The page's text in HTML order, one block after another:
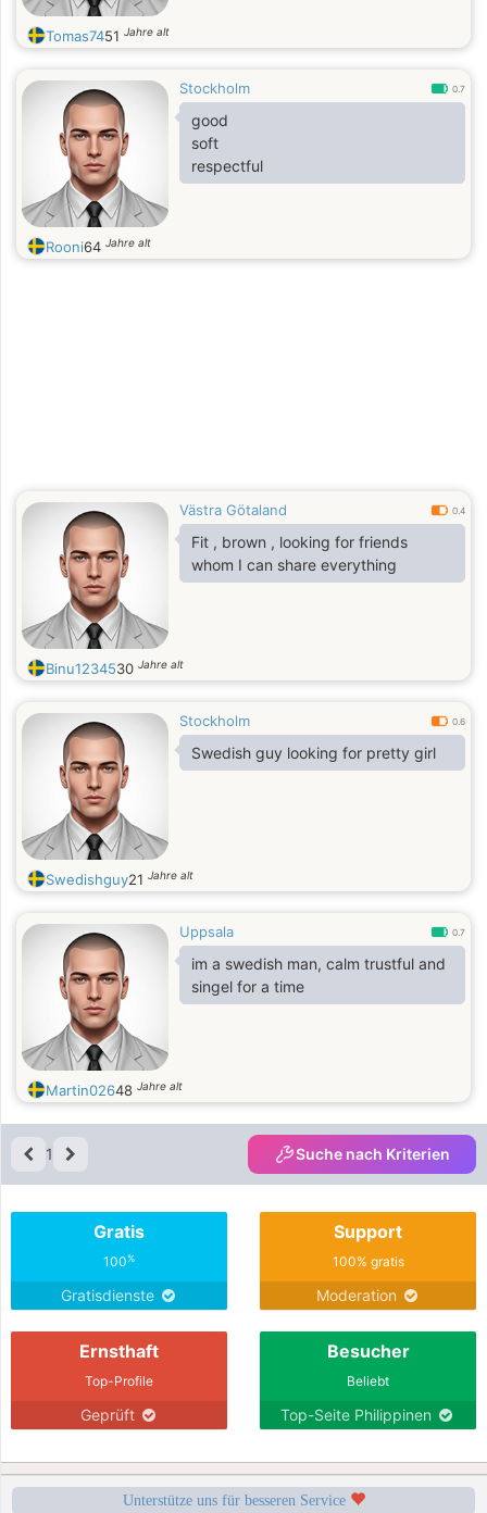
Tomas7451 Jahre alt
Stockholm 0.7
good
soft
respectful
Rooni64 Jahre alt
Västra Götaland 0.4
Fit , brown , looking for friends
whom I can share everything
Binu1234530 Jahre alt
Stockholm 0.6
Swedish guy looking for pretty girl
Swedishguy21 Jahre alt
Uppsala 0.7
im a swedish man, calm trustful and
singel for a time
Martin02648 Jahre alt
1 Suche nach Kriterien
Gratis
100%
Gratisdienste
Support
100% gratis
Moderation
Ernsthaft
Top-Profile
Geprüft
Besucher
Beliebt
Top-Seite Philippinen
Unterstütze uns für besseren Service